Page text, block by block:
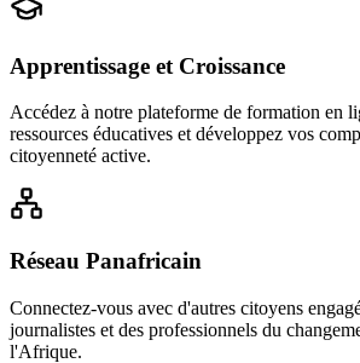
Apprentissage et Croissance
Accédez à notre plateforme de formation en
ressources éducatives et développez vos
citoyenneté active.
Réseau Panafricain
Connectez-vous avec d'autres citoyens
journalistes et des professionnels du
l'Afrique.